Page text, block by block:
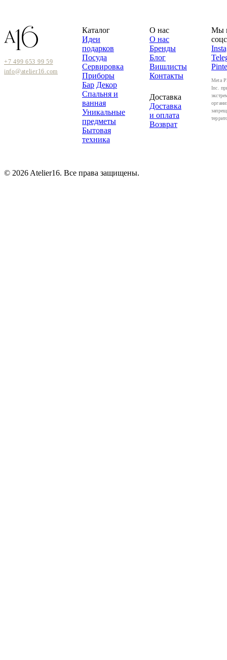
+7 499 653 99 59
info@atelier16.com
Каталог
Идеи
подарков
Посуда
Сервировка
Приборы
Бар Декор
Спальня и
ванная
Уникальные
предметы
Бытовая
техника
О нас
О нас
Бренды
Блог
Вишлисты
Контакты
Доставка
Доставка
и оплата
Возврат
Мы
Meta
Inc.
© 2026 Atelier16. Все права защищены.